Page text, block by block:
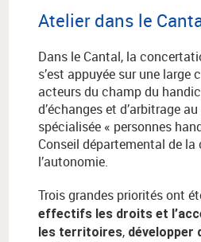
Atelier dans le
Dans le Cantal, la
s’est appuyée sur une large
acteurs du champ du
d’échanges et d’arbitrage
spécialisée « personnes
Conseil départemental de
l’autonomie.
Trois grandes priorités ont
effectifs les droits et
les territoires, développer